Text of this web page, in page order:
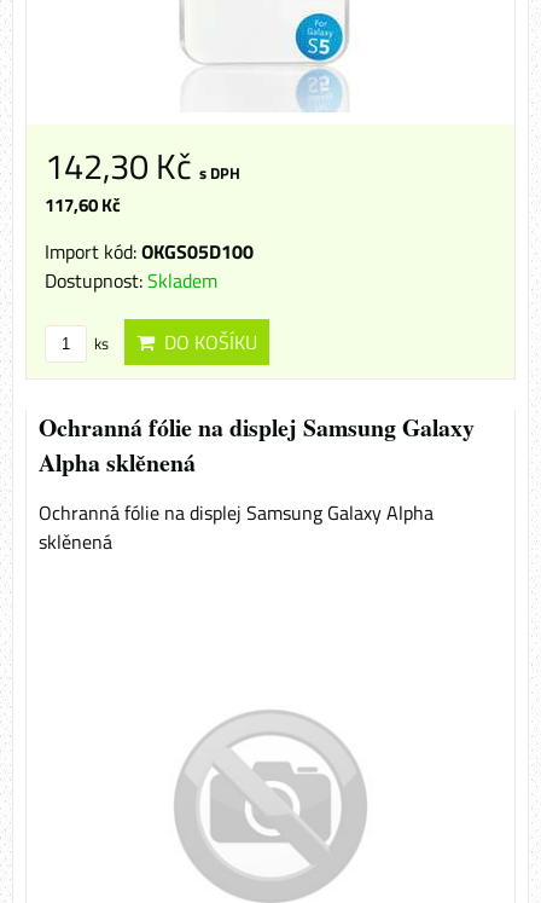
142,30 Kč s DPH
117,60 Kč
Import kód:OKGS05D100
Dostupnost:Skladem
ks DO KOŠÍKU
Ochranná fólie na displej Samsung Galaxy
Alpha sklěnená
Ochranná fólie na displej Samsung Galaxy Alpha
sklěnená